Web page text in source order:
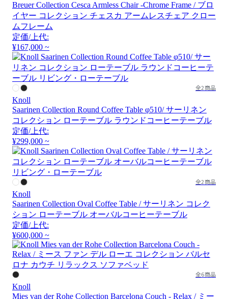
Breuer Collection Cesca Armless Chair -Chrome Frame / ブロ
イヤー コレクション チェスカ アームレスチェア クロー
ムフレーム
定価/上代:
¥167,000 ~
全2商品
Knoll
Saarinen Collection Round Coffee Table φ510/ サーリネン
コレクション ローテーブル ラウンドコーヒーテーブル
定価/上代:
¥299,000 ~
全2商品
Knoll
Saarinen Collection Oval Coffee Table / サーリネン コレク
ション ローテーブル オーバルコーヒーテーブル
定価/上代:
¥600,000 ~
全6商品
Knoll
Mies van der Rohe Collection Barcelona Couch - Relax / ミー